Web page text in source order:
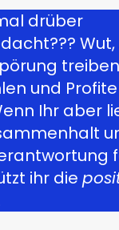
drüber
treiben
und
Ihr aber
ihr die